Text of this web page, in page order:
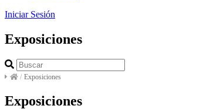
Iniciar Sesión
Exposiciones
/ Exposiciones
Exposiciones